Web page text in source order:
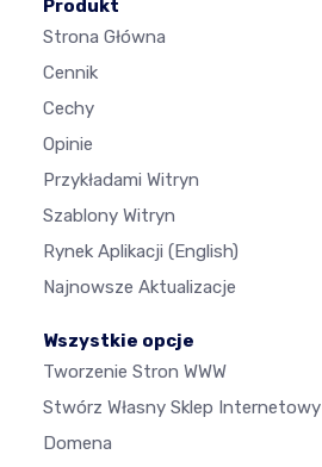
Produkt
Strona Główna
Cennik
Cechy
Opinie
Przykładami Witryn
Szablony Witryn
Rynek Aplikacji (English)
Najnowsze Aktualizacje
Wszystkie opcje
Tworzenie Stron WWW
Stwórz Własny Sklep Internetowy
Domena